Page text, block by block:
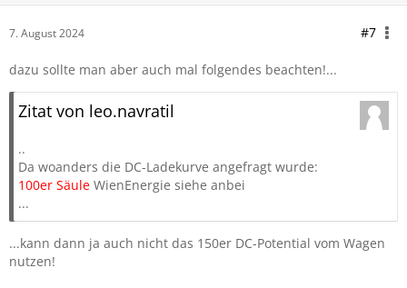
7. August 2024 #7
dazu sollte man aber auch mal folgendes beachten!...
Zitat von leo.navratil
..
Da woanders die DC-Ladekurve angefragt wurde:
100er Säule WienEnergie siehe anbei
...
...kann dann ja auch nicht das 150er DC-Potential vom Wagen
nutzen!